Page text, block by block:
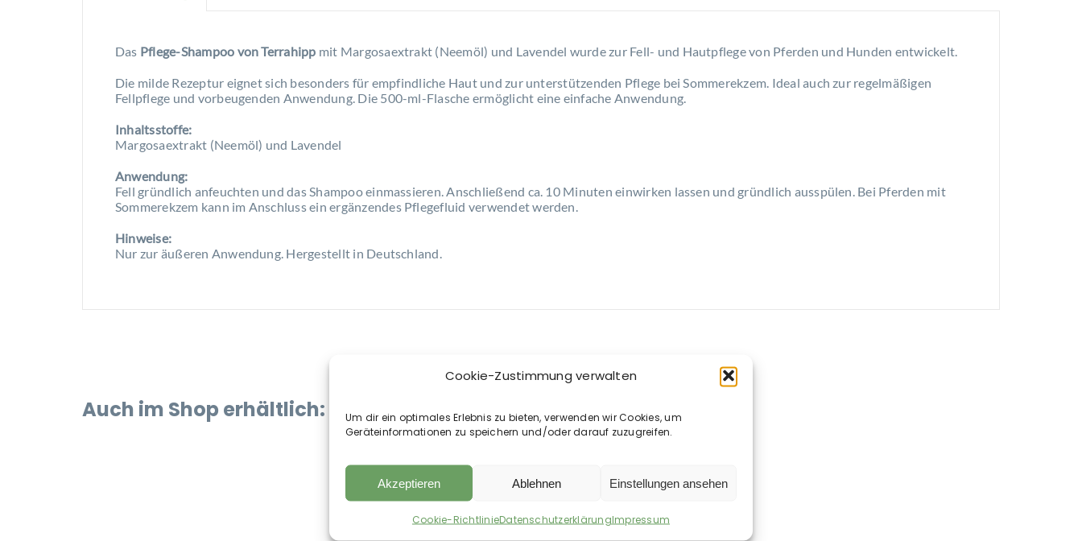
Cookie-Zustimmung verwalten
Um dir ein optimales Erlebnis zu bieten, verwenden wir Cookies, um
Geräteinformationen zu speichern und/oder darauf zuzugreifen.
Akzeptieren Ablehnen Einstellungen ansehen
Cookie-RichtlinieDatenschutzerklärungImpressum
Das Pflege-Shampoo von Terrahipp mit Margosaextrakt (Neemöl) und Lavendel wurde zur Fell- und Hautpflege von Pferden und Hunden entwickelt.
Die milde Rezeptur eignet sich besonders für empfindliche Haut und zur unterstützenden Pflege bei Sommerekzem. Ideal auch zur regelmäßigen
Fellpflege und vorbeugenden Anwendung. Die 500-ml-Flasche ermöglicht eine einfache Anwendung.
Inhaltsstoffe:
Margosaextrakt (Neemöl) und Lavendel
Anwendung:
Fell gründlich anfeuchten und das Shampoo einmassieren. Anschließend ca. 10 Minuten einwirken lassen und gründlich ausspülen. Bei Pferden mit
Sommerekzem kann im Anschluss ein ergänzendes Pflegefluid verwendet werden.
Hinweise:
Nur zur äußeren Anwendung. Hergestellt in Deutschland.
Auch im Shop erhältlich: